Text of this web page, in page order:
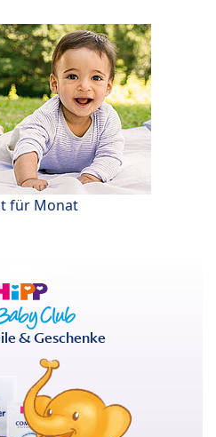
für Monat
& Geschenke